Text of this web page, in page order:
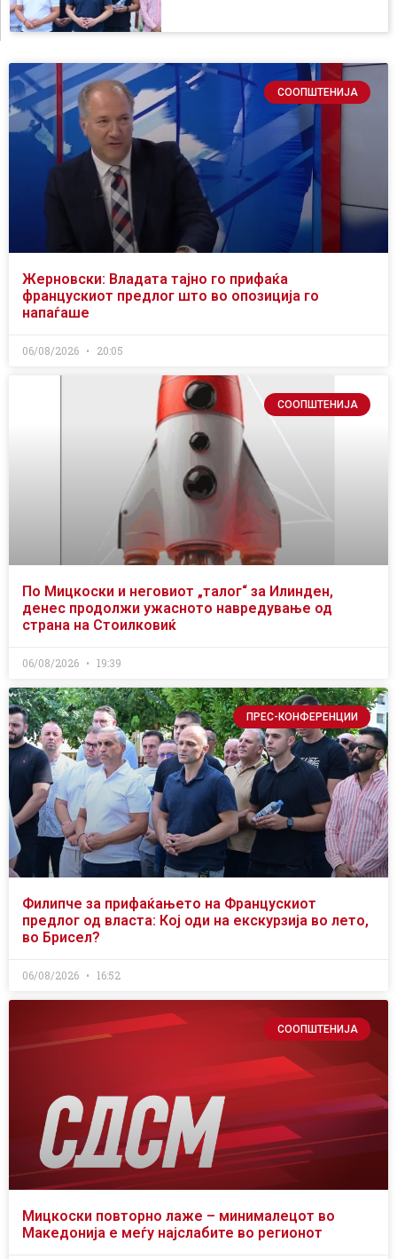
СООПШТЕНИЈА
Жерновски: Владата тајно го прифаќа
францускиот предлог што во опозиција го
напаѓаше
06/08/2026 20:05
СООПШТЕНИЈА
По Мицкоски и неговиот „талог“ за Илинден,
денес продолжи ужасното навредување од
страна на Стоилковиќ
06/08/2026 19:39
ПРЕС-КОНФЕРЕНЦИИ
Филипче за прифаќањето на Францускиот
предлог од власта: Кој оди на екскурзија во лето,
во Брисел?
06/08/2026 16:52
СООПШТЕНИЈА
Мицкоски повторно лаже – минималецот во
Македонија е меѓу најслабите во регионот